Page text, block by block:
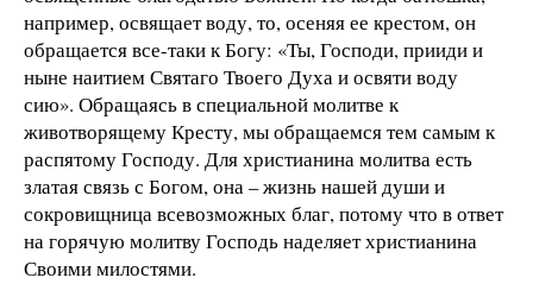
например, освящает воду, то, осеняя ее крестом, он
обращается все-таки к Богу: «Ты, Господи, прииди и
ныне наитием Святаго Твоего Духа и освяти воду
сию». Обращаясь в специальной молитве к
животворящему Кресту, мы обращаемся тем самым к
распятому Господу. Для христианина молитва есть
златая связь с Богом, она – жизнь нашей души и
сокровищница всевозможных благ, потому что в ответ
на горячую молитву Господь наделяет христианина
Своими милостями.